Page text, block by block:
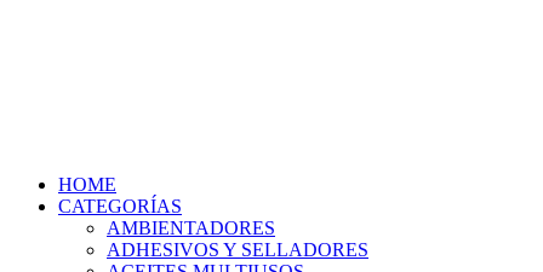
HOME
CATEGORÍAS
AMBIENTADORES
ADHESIVOS Y SELLADORES